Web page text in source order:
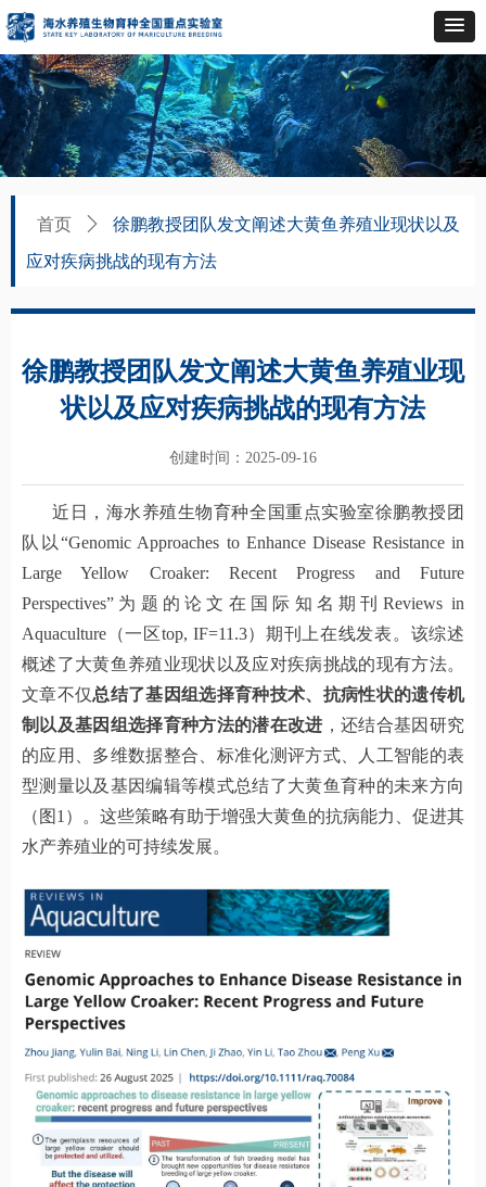
首页 ꄲ
徐鹏教授团队发文阐述大黄鱼养殖业现状以及
应对疾病挑战的现有方法
徐鹏教授团队发文阐述大黄鱼养殖业现
状以及应对疾病挑战的现有方法
创建时间： 2025-09-16
近日，海水养殖生物育种全国重点实验室徐鹏教授团
队以“Genomic Approaches to Enhance Disease Resistance in
Large Yellow Croaker: Recent Progress and Future
Perspectives”为题的论文在国际知名期刊Reviews in
Aquaculture（一区top, IF=11.3）期刊上在线发表。该综述
概述了大黄鱼养殖业现状以及应对疾病挑战的现有方法。
文章不仅总结了基因组选择育种技术、抗病性状的遗传机
制以及基因组选择育种方法的潜在改进 ，还结合基因研究
的应用、多维数据整合、标准化测评方式、人工智能的表
型测量以及基因编辑等模式总结了大黄鱼育种的未来方向
（图1）。这些策略有助于增强大黄鱼的抗病能力、促进其
水产养殖业的可持续发展。